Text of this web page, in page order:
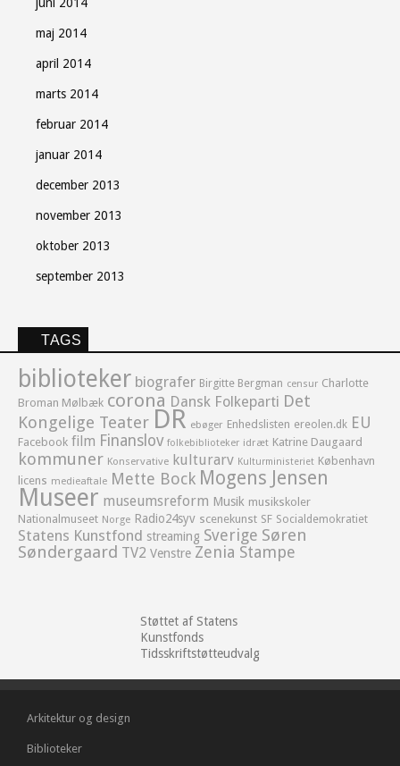
maj 2014
april 2014
marts 2014
februar 2014
januar 2014
december 2013
november 2013
oktober 2013
september 2013
TAGS
biblioteker biografer Birgitte Bergman censur Charlotte
Broman Mølbæk corona Dansk Folkeparti Det
Kongelige Teater DR ebøger Enhedslisten ereolen.dk EU
Facebook film Finanslov folkebiblioteker idræt Katrine Daugaard
kommuner Konservative kulturarv Kulturministeriet København
licens medieaftale Mette Bock Mogens Jensen
Museer museumsreform Musik musikskoler
Nationalmuseet Norge Radio24syv scenekunst SF Socialdemokratiet
Statens Kunstfond streaming Sverige Søren
Søndergaard TV2 Venstre Zenia Stampe
Støttet af Statens
Kunstfonds
Tidsskriftstøtteudvalg
Arkitektur og design
Biblioteker